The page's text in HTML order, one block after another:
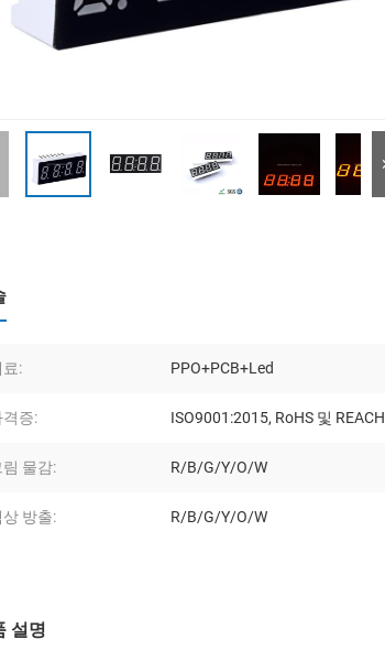
료: PPO+PCB+Led
격증: ISO9001:2015, RoHS 및 REACH
림 물감: R/B/G/Y/O/W
상 방출: R/B/G/Y/O/W
설명